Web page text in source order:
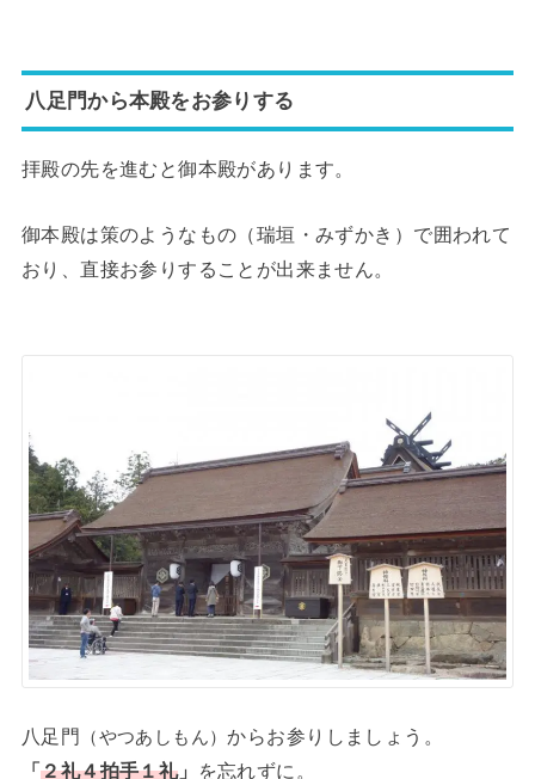
八足門から本殿をお参りする
拝殿の先を進むと御本殿があります。
御本殿は策のようなもの（瑞垣・みずかき）で囲われて
おり、直接お参りすることが出来ません。
八足門 （やつあしもん）からお参りしましょう。
「２礼４拍手１礼」 を忘れずに。